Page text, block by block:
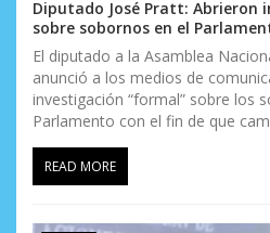
Diputado José Pratt: Abrieron
sobre sobornos en el
El diputado a la Asamblea
anunció a los medios de
investigación “formal” sobre los
Parlamento con el fin de que cam
READ MORE